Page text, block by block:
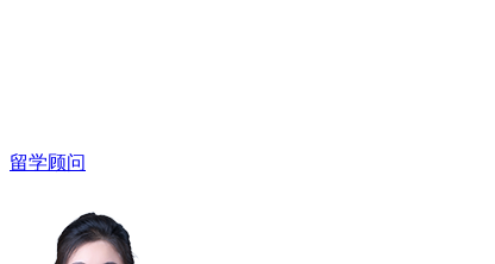
留学顾问